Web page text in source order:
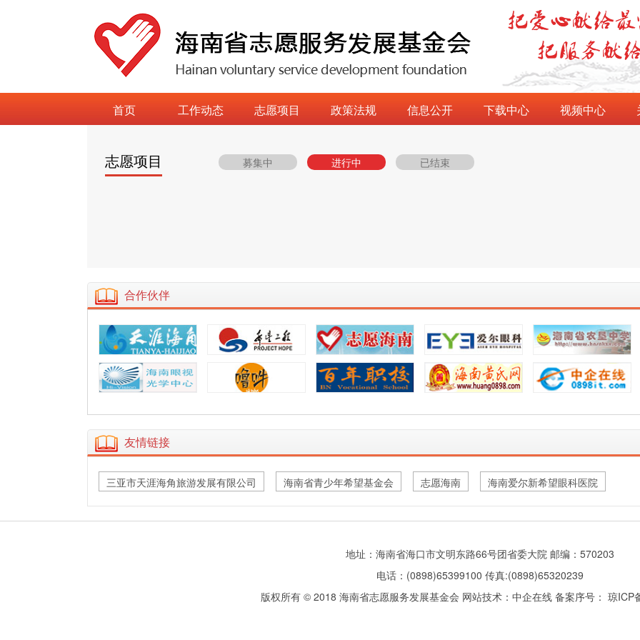
首页 工作动态 志愿项目 政策法规 信息公开 下载中心 视频中心
志愿项目 募集中 进行中 已结束
合作伙伴
友情链接
三亚市天涯海角旅游发展有限公司 海南省青少年希望基金会 志愿海南 海南爱尔新希望眼科医院
地址：海南省海口市文明东路66号团省委大院 邮编：570203
电话：(0898)65399100 传真:(0898)65320239
版权所有 © 2018 海南省志愿服务发展基金会 网站技术： 中企在线备案序号： 琼ICP